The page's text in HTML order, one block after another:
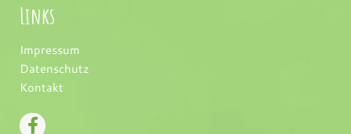
Links
Impressum
Datenschutz
Kontakt